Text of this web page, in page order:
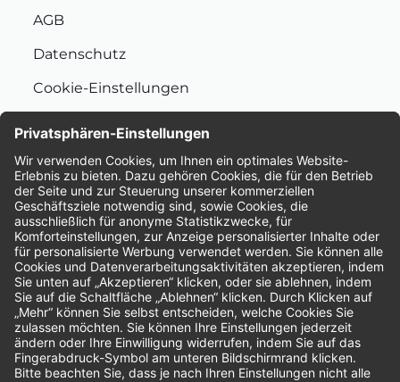
AGB
Datenschutz
Cookie-Einstellungen
Bewertungen